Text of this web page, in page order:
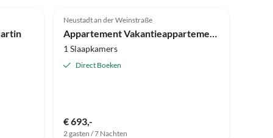
Neustadt an der Weinstraße
Appartement Vakantieappartement Ittel-Burgblick
1 Slaapkamers
Direct Boeken
€ 693,-
2 gasten / 7 Nachten